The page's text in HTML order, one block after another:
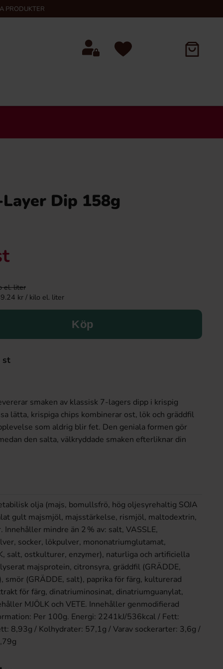
PRODUKTER
Dip 158g
el. liter
kr / kilo el. liter
Köp
st
smaken av klassisk 7-lagers dipp i krispig
lätta, krispiga chips kombinerar ost, lök och gräddfil
som aldrig blir fet. Den geniala formen gör
den salta, välkryddade smaken efterliknar din
olja (majs, bomullsfrö, hög oljesyrehaltig SOJA
gult majsmjöl, majsstärkelse, rismjöl, maltodextrin,
mindre än 2 % av: salt, VASSLE,
socker, lökpulver, mononatriumglutamat,
salt, ostkulturer, enzymer), naturliga och artificiella
majsprotein, citronsyra, gräddfil (GRÄDDE,
smör (GRÄDDE, salt), paprika för färg, kulturerad
för färg, dinatriuminosinat, dinatriumguanylat,
MJÖLK och VETE. Innehåller genmodifierad
Per 100g. Energi: 2241kJ/536kcal / Fett:
8,93g / Kolhydrater: 57,1g / Varav sockerarter: 3,6g /